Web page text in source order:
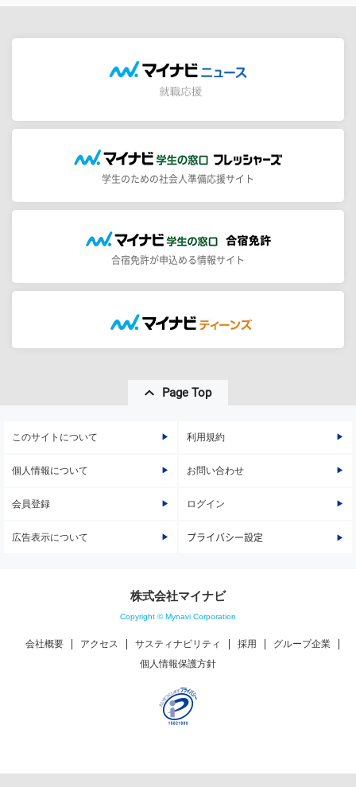
学生のための社会人準備応援サイト
合宿免許が申込める情報サイト
Page Top
このサイトについて 利用規約
個人情報について お問い合わせ
会員登録 ログイン
広告表示について プライバシー設定
株式会社マイナビ
Copyright © Mynavi Corporation
会社概要 アクセス サスティナビリティ 採用
グループ企業
個人情報保護方針